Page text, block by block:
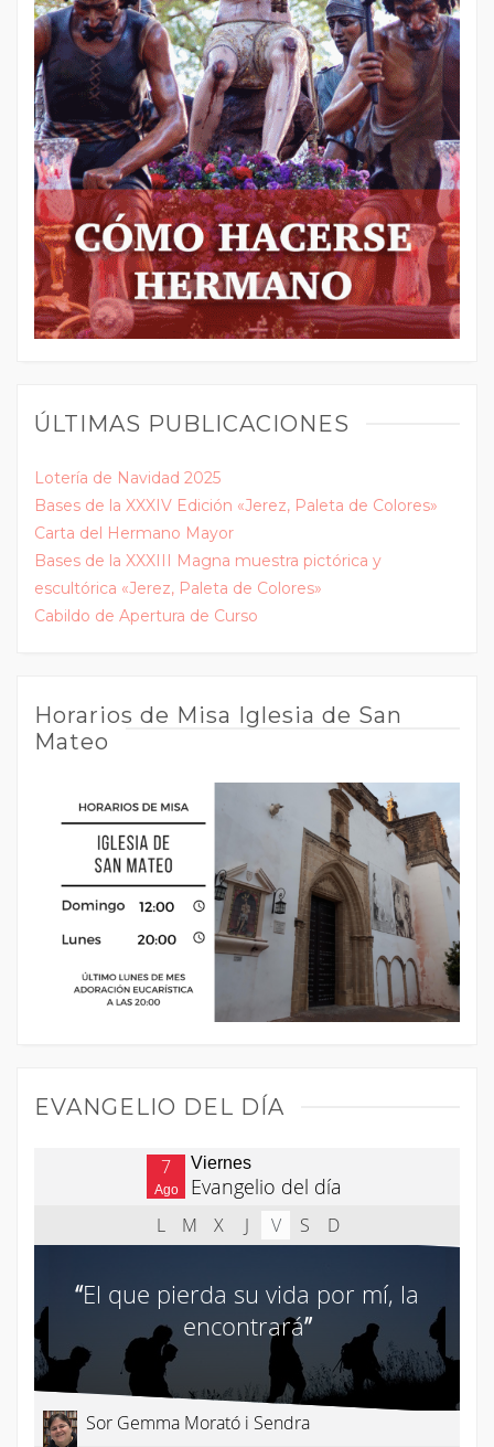
ÚLTIMAS PUBLICACIONES
Lotería de Navidad 2025
Bases de la XXXIV Edición «Jerez, Paleta de Colores»
Carta del Hermano Mayor
Bases de la XXXIII Magna muestra pictórica y
escultórica «Jerez, Paleta de Colores»
Cabildo de Apertura de Curso
Horarios de Misa Iglesia de San
Mateo
EVANGELIO DEL DÍA